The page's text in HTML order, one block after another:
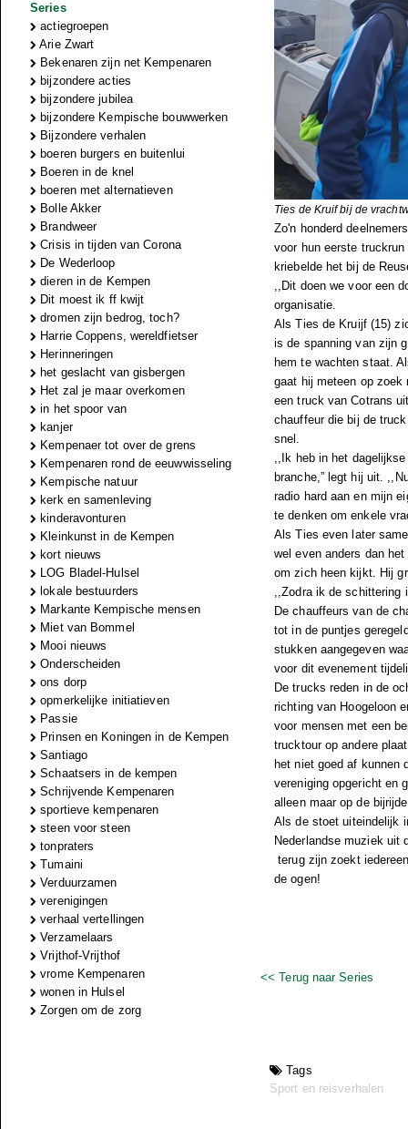
Series
actiegroepen
Arie Zwart
Bekenaren zijn net Kempenaren
bijzondere acties
bijzondere jubilea
bijzondere Kempische bouwwerken
Bijzondere verhalen
boeren burgers en buitenlui
Boeren in de knel
boeren met alternatieven
Bolle Akker
Brandweer
Crisis in tijden van Corona
De Wederloop
dieren in de Kempen
Dit moest ik ff kwijt
dromen zijn bedrog, toch?
Harrie Coppens, wereldfietser
Herinneringen
het geslacht van gisbergen
Het zal je maar overkomen
in het spoor van
kanjer
Kempenaer tot over de grens
Kempenaren rond de eeuwwisseling
Kempische natuur
kerk en samenleving
kinderavonturen
Kleinkunst in de Kempen
kort nieuws
LOG Bladel-Hulsel
lokale bestuurders
Markante Kempische mensen
Miet van Bommel
Mooi nieuws
Onderscheiden
ons dorp
opmerkelijke initiatieven
Passie
Prinsen en Koningen in de Kempen
Santiago
Schaatsers in de kempen
Schrijvende Kempenaren
sportieve kempenaren
steen voor steen
tonpraters
Tumaini
Verduurzamen
verenigingen
verhaal vertellingen
Verzamelaars
Vrijthof-Vrijthof
vrome Kempenaren
wonen in Hulsel
Zorgen om de zorg
Ties de Kruif bij de
Zo'n honderd
voor hun eerste
kriebelde het bij de
,,Dit doen we voor een
organisatie.
Als Ties de Kruijf (15)
is de spanning van zijn
hem te wachten staat.
gaat hij meteen op zoek
een truck van Cotrans
chauffeur die bij de
snel.
,,Ik heb in het
branche,” legt hij uit.
radio hard aan en mijn
te denken om enkele
Als Ties even later
wel even anders dan
om zich heen kijkt. Hij
,,Zodra ik de schittering
De chauffeurs van de
tot in de puntjes
stukken aangegeven
voor dit evenement
De trucks reden in de
richting van Hoogeloon
voor mensen met een
trucktour op andere
het niet goed af kunnen
vereniging opgericht en
alleen maar op de
Als de stoet uiteindelijk
Nederlandse muziek uit
terug zijn zoekt
de ogen!
<< Terug naar Series
Tags
Sport en reisverhalen